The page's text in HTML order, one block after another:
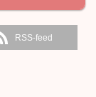
RSS-feed